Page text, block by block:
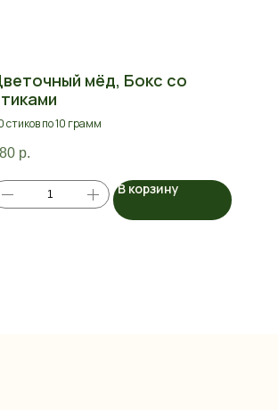
мёд, Бокс со
стиков по 10 грамм
р.
В корзину